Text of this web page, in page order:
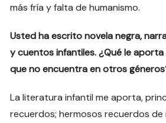
más fría y falta de humanismo.
Usted ha escrito novela negra,
y cuentos infantiles. ¿Qué le
que no encuentra en otros
La literatura infantil me aporta,
recuerdos; hermosos recuerdos de